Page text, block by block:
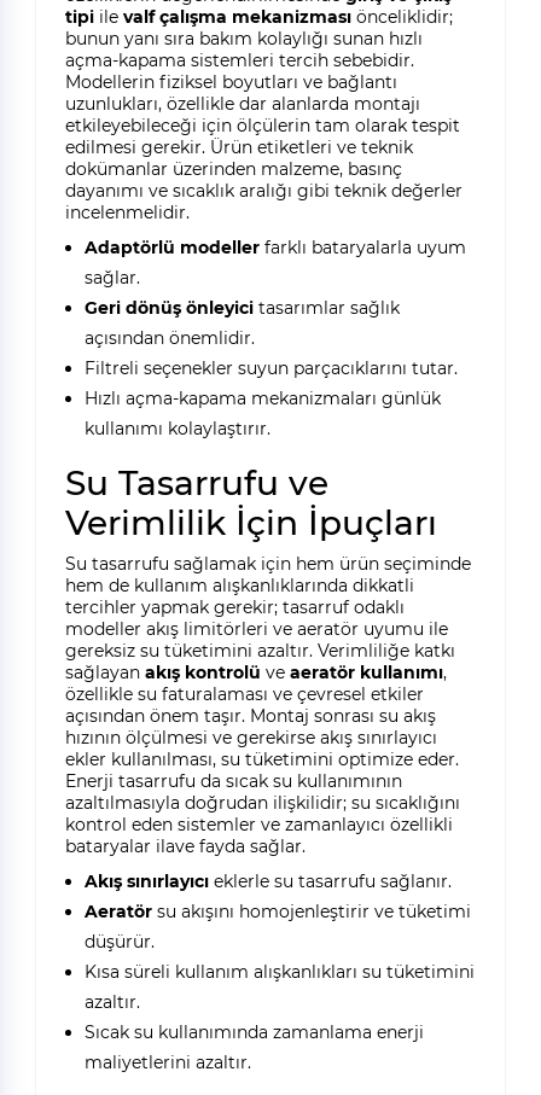
tipiile valf çalışma mekanizmasıönceliklidir;
bunun yanı sıra bakım kolaylığı sunan hızlı
açma-kapama sistemleri tercih sebebidir.
Modellerin fiziksel boyutları ve bağlantı
uzunlukları, özellikle dar alanlarda montajı
etkileyebileceği için ölçülerin tam olarak tespit
edilmesi gerekir. Ürün etiketleri ve teknik
dokümanlar üzerinden malzeme, basınç
dayanımı ve sıcaklık aralığı gibi teknik değerler
incelenmelidir.
Adaptörlü modellerfarklı bataryalarla uyum
sağlar.
Geri dönüş önleyicitasarımlar sağlık
açısından önemlidir.
Filtreli seçenekler suyun parçacıklarını tutar.
Hızlı açma-kapama mekanizmaları günlük
kullanımı kolaylaştırır.
Su Tasarrufu ve
Verimlilik İçin İpuçları
Su tasarrufu sağlamak için hem ürün seçiminde
hem de kullanım alışkanlıklarında dikkatli
tercihler yapmak gerekir; tasarruf odaklı
modeller akış limitörleri ve aeratör uyumu ile
gereksiz su tüketimini azaltır. Verimliliğe katkı
sağlayan akış kontrolü ve aeratör kullanımı,
özellikle su faturalaması ve çevresel etkiler
açısından önem taşır. Montaj sonrası su akış
hızının ölçülmesi ve gerekirse akış sınırlayıcı
ekler kullanılması, su tüketimini optimize eder.
Enerji tasarrufu da sıcak su kullanımının
azaltılmasıyla doğrudan ilişkilidir; su sıcaklığını
kontrol eden sistemler ve zamanlayıcı özellikli
bataryalar ilave fayda sağlar.
Akış sınırlayıcıeklerle su tasarrufu sağlanır.
Aeratörsu akışını homojenleştirir ve tüketimi
düşürür.
Kısa süreli kullanım alışkanlıkları su tüketimini
azaltır.
Sıcak su kullanımında zamanlama enerji
maliyetlerini azaltır.